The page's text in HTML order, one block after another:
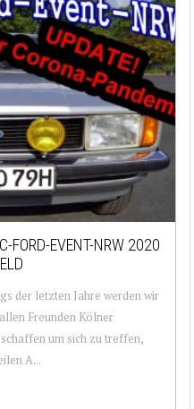
FORD-EVENT-NRW 2020
der letzten Jahre werden wir
Freunden Kölner
um sich zu treffen,
A...